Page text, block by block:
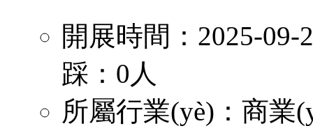
開展時間：2025-
踩：0人
所屬行業(yè)： 商業